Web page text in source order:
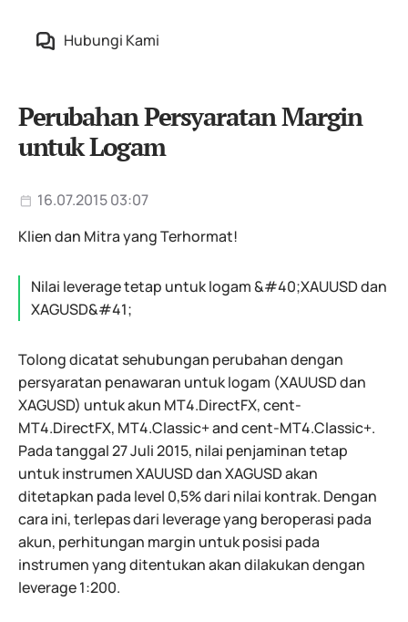
Hubungi Kami
Perubahan Persyaratan Margin
untuk Logam
16.07.2015 03:07
Klien dan Mitra yang Terhormat!
Nilai leverage tetap untuk logam &#40;XAUUSD dan
XAGUSD&#41;
Tolong dicatat sehubungan perubahan dengan
persyaratan penawaran untuk logam (XAUUSD dan
XAGUSD) untuk akun MT4.DirectFX, cent-
MT4.DirectFX, MT4.Classic+ and cent-MT4.Classic+.
Pada tanggal 27 Juli 2015, nilai penjaminan tetap
untuk instrumen XAUUSD dan XAGUSD akan
ditetapkan pada level 0,5% dari nilai kontrak. Dengan
cara ini, terlepas dari leverage yang beroperasi pada
akun, perhitungan margin untuk posisi pada
instrumen yang ditentukan akan dilakukan dengan
leverage 1:200.